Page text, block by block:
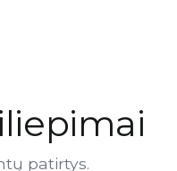
patirtys.